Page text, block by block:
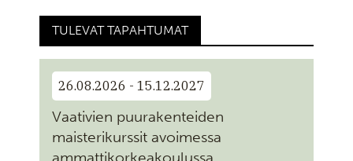
TULEVAT TAPAHTUMAT
26.08.2026 - 15.12.2027
Vaativien puurakenteiden
maisterikurssit avoimessa